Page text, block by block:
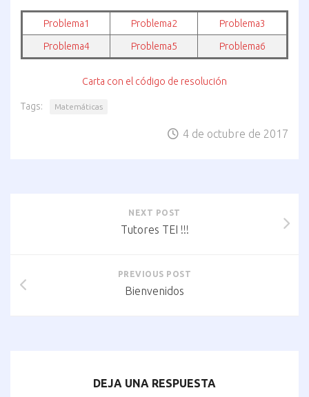
Problema1 Problema2 Problema3
Problema4 Problema5 Problema6
Carta con el código de resolución
Tags: Matemáticas
4 de octubre de 2017
NEXT POST
Tutores TEI !!!
PREVIOUS POST
Bienvenidos
DEJA UNA RESPUESTA